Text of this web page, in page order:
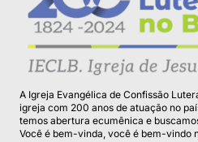
A Igreja Evangélica de Confissão
igreja com 200 anos de atuação no
temos abertura ecumênica e
Você é bem-vinda, você é bem-vindo